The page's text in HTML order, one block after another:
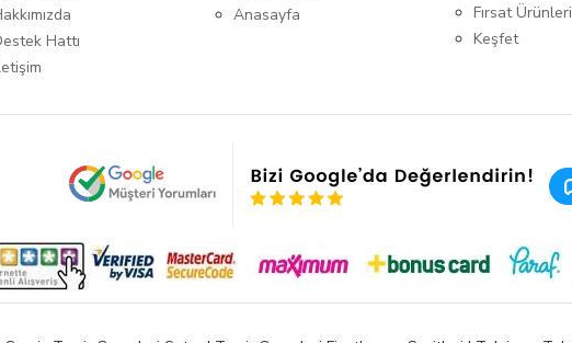
Hattı
Anasayfa
Fırsat Ürünleri
Keşfet